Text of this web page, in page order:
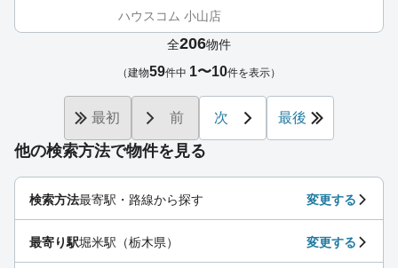
ハウスコム 小山店
他の検索方法で物件を見る
検索方法最寄駅・路線から探す 変更する
最寄り駅堀米駅（栃木県） 変更する
全206物件
（建物59件中 1〜10件を表示）
最初 前 次 最後